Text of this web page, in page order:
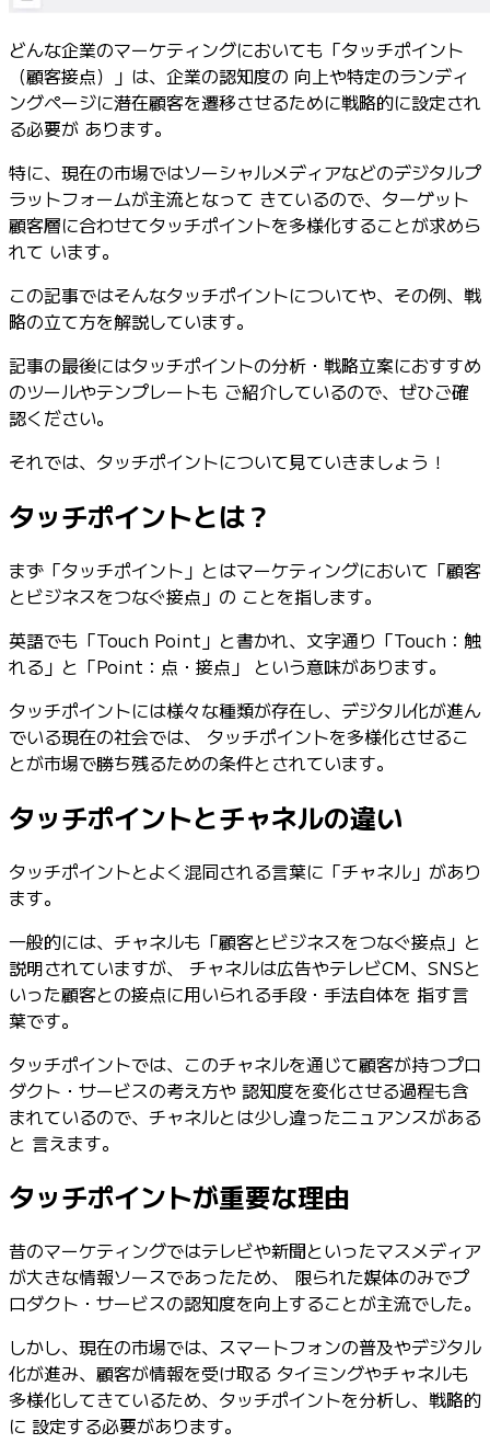
マーケティング
IT
戦略的イニシアティブ別
Product OS
AI トランスフォーメーション
働き方変革
社内デジタル環境
顧客体験とサービスのデザイン
リソース
学習
アカデミー
ウェビナー
コミュニティーとサポート
ヘルプセンター
イベント
コミュニティー
パートナーとサービス
Miro プロフェッショナル サービス
ソリューション パートナー
料金プラン
どんな企業のマーケティングにおいても「タッチポイント
（顧客接点）」は、企業の認知度の 向上や特定のランディ
ングページに潜在顧客を遷移させるために戦略的に設定され
る必要が あります。
特に、現在の市場ではソーシャルメディアなどのデジタルプ
ラットフォームが主流となって きているので、ターゲット
顧客層に合わせてタッチポイントを多様化することが求めら
れて います。
この記事ではそんなタッチポイントについてや、その例、戦
略の立て方を解説しています。
記事の最後にはタッチポイントの分析・戦略立案におすすめ
のツールやテンプレートも ご紹介しているので、ぜひご確
認ください。
それでは、タッチポイントについて見ていきましょう！
タッチポイントとは？
まず「タッチポイント」とはマーケティングにおいて「顧客
とビジネスをつなぐ接点」の ことを指します。
英語でも「Touch Point」と書かれ、文字通り「Touch：触
れる」と「Point：点・接点」 という意味があります。
タッチポイントには様々な種類が存在し、デジタル化が進ん
でいる現在の社会では、 タッチポイントを多様化させるこ
とが市場で勝ち残るための条件とされています。
タッチポイントとチャネルの違い
タッチポイントとよく混同される言葉に「チャネル」があり
ます。
一般的には、チャネルも「顧客とビジネスをつなぐ接点」と
説明されていますが、 チャネルは広告やテレビCM、SNSと
いった顧客との接点に用いられる手段・手法自体を 指す言
葉です。
タッチポイントでは、このチャネルを通じて顧客が持つプロ
ダクト・サービスの考え方や 認知度を変化させる過程も含
まれているので、チャネルとは少し違ったニュアンスがある
と 言えます。
タッチポイントが重要な理由
昔のマーケティングではテレビや新聞といったマスメディア
が大きな情報ソースであったため、 限られた媒体のみでプ
ロダクト・サービスの認知度を向上することが主流でした。
しかし、現在の市場では、スマートフォンの普及やデジタル
化が進み、顧客が情報を受け取る タイミングやチャネルも
多様化してきているため、タッチポイントを分析し、戦略的
に 設定する必要があります。